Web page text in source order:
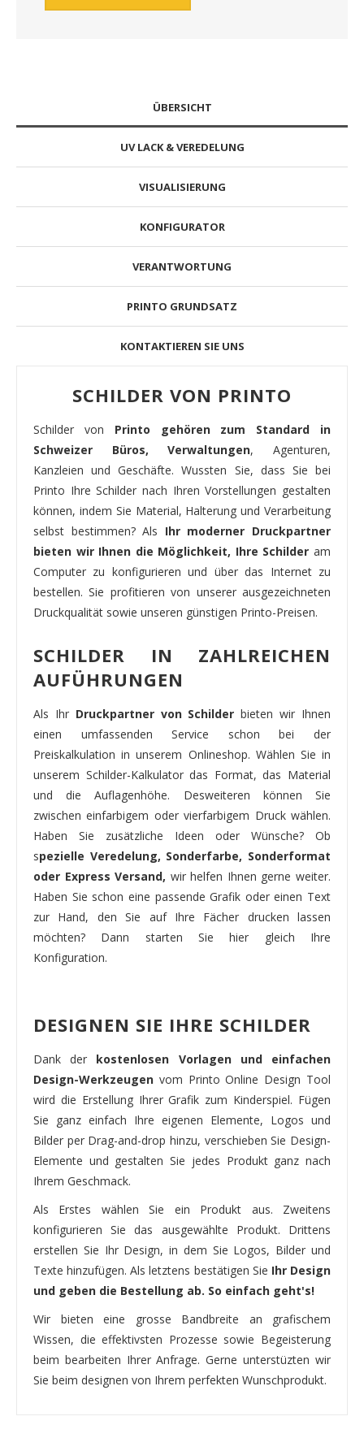
ÜBERSICHT
UV LACK & VEREDELUNG
VISUALISIERUNG
KONFIGURATOR
VERANTWORTUNG
PRINTO GRUNDSATZ
KONTAKTIEREN SIE UNS
SCHILDER VON PRINTO
Schilder von Printo gehören zum Standard in
Schweizer Büros, Verwaltungen, Agenturen,
Kanzleien und Geschäfte. Wussten Sie, dass Sie bei
Printo Ihre Schilder nach Ihren Vorstellungen gestalten
können, indem Sie Material, Halterung und Verarbeitung
selbst bestimmen? Als Ihr moderner Druckpartner
bieten wir Ihnen die Möglichkeit, Ihre Schilder am
Computer zu konfigurieren und über das Internet zu
bestellen. Sie profitieren von unserer ausgezeichneten
Druckqualität sowie unseren günstigen Printo-Preisen.
SCHILDER IN ZAHLREICHEN
AUFÜHRUNGEN
Als Ihr Druckpartner von Schilderbieten wir Ihnen
einen umfassenden Service schon bei der
Preiskalkulation in unserem Onlineshop. Wählen Sie in
unserem Schilder-Kalkulator das Format, das Material
und die Auflagenhöhe. Desweiteren können Sie
zwischen einfarbigem oder vierfarbigem Druck wählen.
Haben Sie zusätzliche Ideen oder Wünsche? Ob
spezielle Veredelung, Sonderfarbe, Sonderformat
oder Express Versand, wir helfen Ihnen gerne weiter.
Haben Sie schon eine passende Grafik oder einen Text
zur Hand, den Sie auf Ihre Fächer drucken lassen
möchten? Dann starten Sie hier gleich Ihre
Konfiguration.
DESIGNEN SIE IHRE SCHILDER
Dank der kostenlosen Vorlagen und einfachen
Design-Werkzeugen vom Printo Online Design Tool
wird die Erstellung Ihrer Grafik zum Kinderspiel. Fügen
Sie ganz einfach Ihre eigenen Elemente, Logos und
Bilder per Drag-and-drop hinzu, verschieben Sie Design-
Elemente und gestalten Sie jedes Produkt ganz nach
Ihrem Geschmack.
Als Erstes wählen Sie ein Produkt aus. Zweitens
konfigurieren Sie das ausgewählte Produkt. Drittens
erstellen Sie Ihr Design, in dem Sie Logos, Bilder und
Texte hinzufügen. Als letztens bestätigen Sie Ihr Design
und geben die Bestellung ab. So einfach geht's!
Wir bieten eine grosse Bandbreite an grafischem
Wissen, die effektivsten Prozesse sowie Begeisterung
beim bearbeiten Ihrer Anfrage. Gerne unterstüzten wir
Sie beim designen von Ihrem perfekten Wunschprodukt.